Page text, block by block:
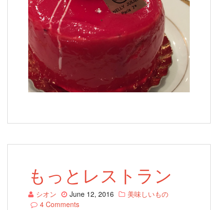
もっとレストラン
シオン June 12, 2016
美味しいもの
4 Comments